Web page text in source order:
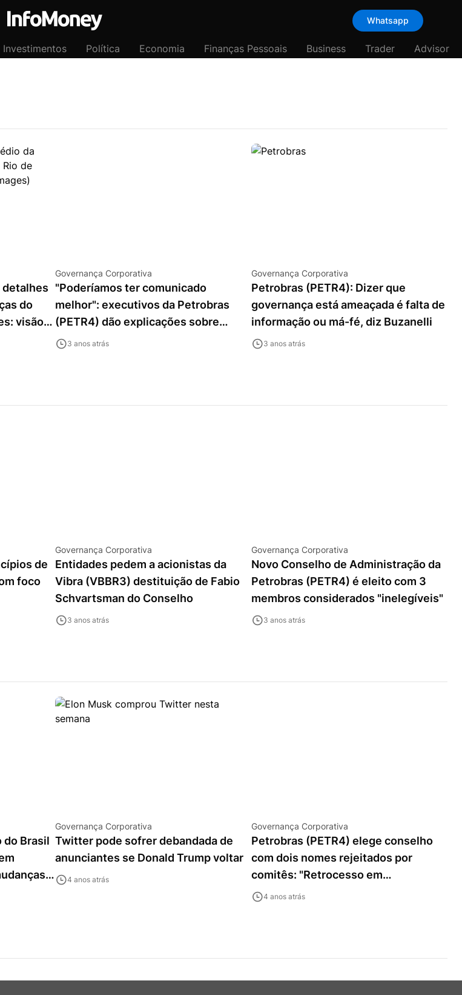
Whatsapp
Investimentos Política Economia Finanças Pessoais Business Trader Advisor
detalhes
do
visão
Governança Corporativa
"Poderíamos ter comunicado
melhor": executivos da Petrobras
(PETR4) dão explicações sobre
propostas após forte queda das
3 anos atrás
Governança Corporativa
Petrobras (PETR4): Dizer que
governança está ameaçada é falta de
informação ou má-fé, diz Buzanelli
3 anos atrás
de
foco
Governança Corporativa
Entidades pedem a acionistas da
Vibra (VBBR3) destituição de Fabio
Schvartsman do Conselho
3 anos atrás
Governança Corporativa
Novo Conselho de Administração da
Petrobras (PETR4) é eleito com 3
membros considerados "inelegíveis"
3 anos atrás
do Brasil
Governança Corporativa
Twitter pode sofrer debandada de
anunciantes se Donald Trump voltar
4 anos atrás
Governança Corporativa
Petrobras (PETR4) elege conselho
com dois nomes rejeitados por
comitês: "Retrocesso em
governança, mas algo já esperado"
4 anos atrás